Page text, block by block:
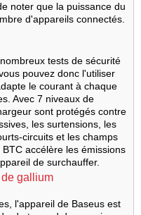
noter que la puissance du
d'appareils connectés.
tests de sécurité
pouvez donc l'utiliser
le courant à chaque
Avec 7 niveaux de
sont protégés contre
les surtensions, les
circuits et les champs
accélère les émissions
de surchauffer.
gallium
, l'appareil de Baseus est